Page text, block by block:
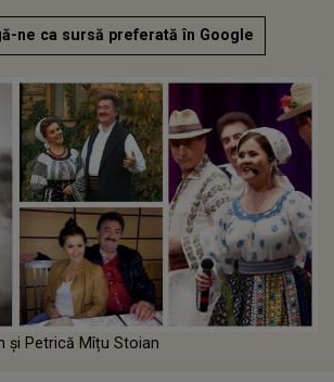
ne ca sursă preferată în Google
și Petrică Mîțu Stoian